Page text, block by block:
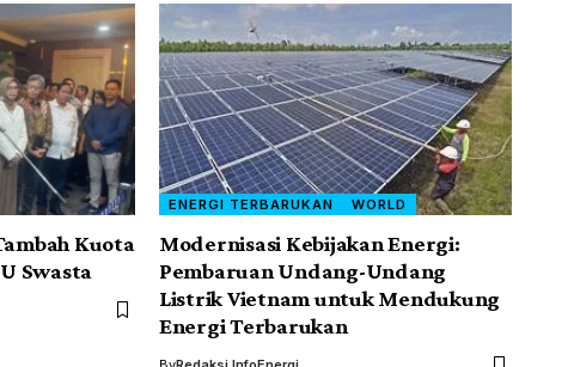
Kuota
Swasta
ENERGI TERBARUKAN WORLD
Modernisasi Kebijakan Energi:
Pembaruan Undang-Undang
Listrik Vietnam untuk Mendukung
Energi Terbarukan